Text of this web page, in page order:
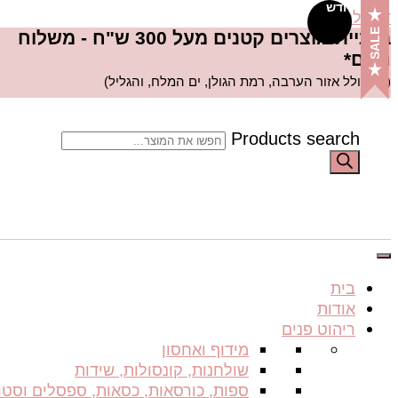
דלג לתוכן
בקניית מוצרים קטנים מעל 300 ש"ח - משלוח
חינם*
(לא כולל אזור הערבה, רמת הגולן, ים המלח, והגליל)
Products search
בית
אודות
ריהוט פנים
מידוף ואחסון
שולחנות, קונסולות, שידות
ספות, כורסאות, כסאות, ספסלים
SALE
חדש